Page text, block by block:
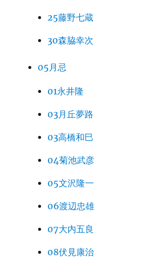
25藤野七蔵
30森脇幸次
05月忌
01永井隆
03月丘夢路
03高橋和巳
04菊池武彦
05文沢隆一
06渡辺忠雄
07大内五良
08伏見康治